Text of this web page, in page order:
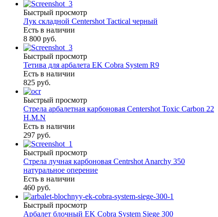
Быстрый просмотр
Лук складной Centershot Tactical черный
Есть в наличии
8 800 руб.
Быстрый просмотр
Тетива для арбалета EK Cobra System R9
Есть в наличии
825 руб.
Быстрый просмотр
Стрела арбалетная карбоновая Centershot Toxic Carbon 22
H.M.N
Есть в наличии
297 руб.
Быстрый просмотр
Стрела лучная карбоновая Centrshot Anarchy 350
натуральное оперение
Есть в наличии
460 руб.
Быстрый просмотр
Арбалет блочный EK Cobra System Siege 300